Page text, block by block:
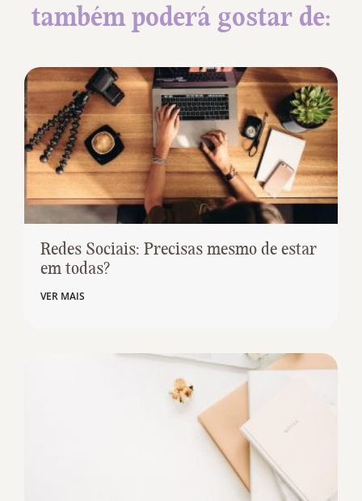
também poderá gostar de:
Redes Sociais: Precisas mesmo de estar
em todas?
VER MAIS